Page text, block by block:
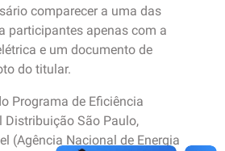
comparecer a uma das
participantes apenas com a
e um documento de
do titular.
Programa de Eficiência
Distribuição São Paulo,
(Agência Nacional de Energia